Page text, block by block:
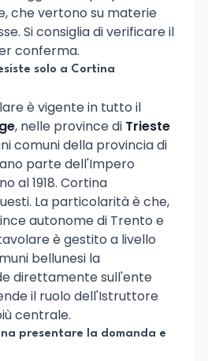
che vertono su materie
Si consiglia di verificare il
conferma.
solo a Cortina
è vigente in tutto il
, nelle province di Trieste
comuni della provincia di
parte dell'Impero
al 1918. Cortina
La particolarità è che,
autonome di Trento e
è gestito a livello
bellunesi la
direttamente sull'ente
il ruolo dell'Istruttore
centrale.
presentare la domanda e